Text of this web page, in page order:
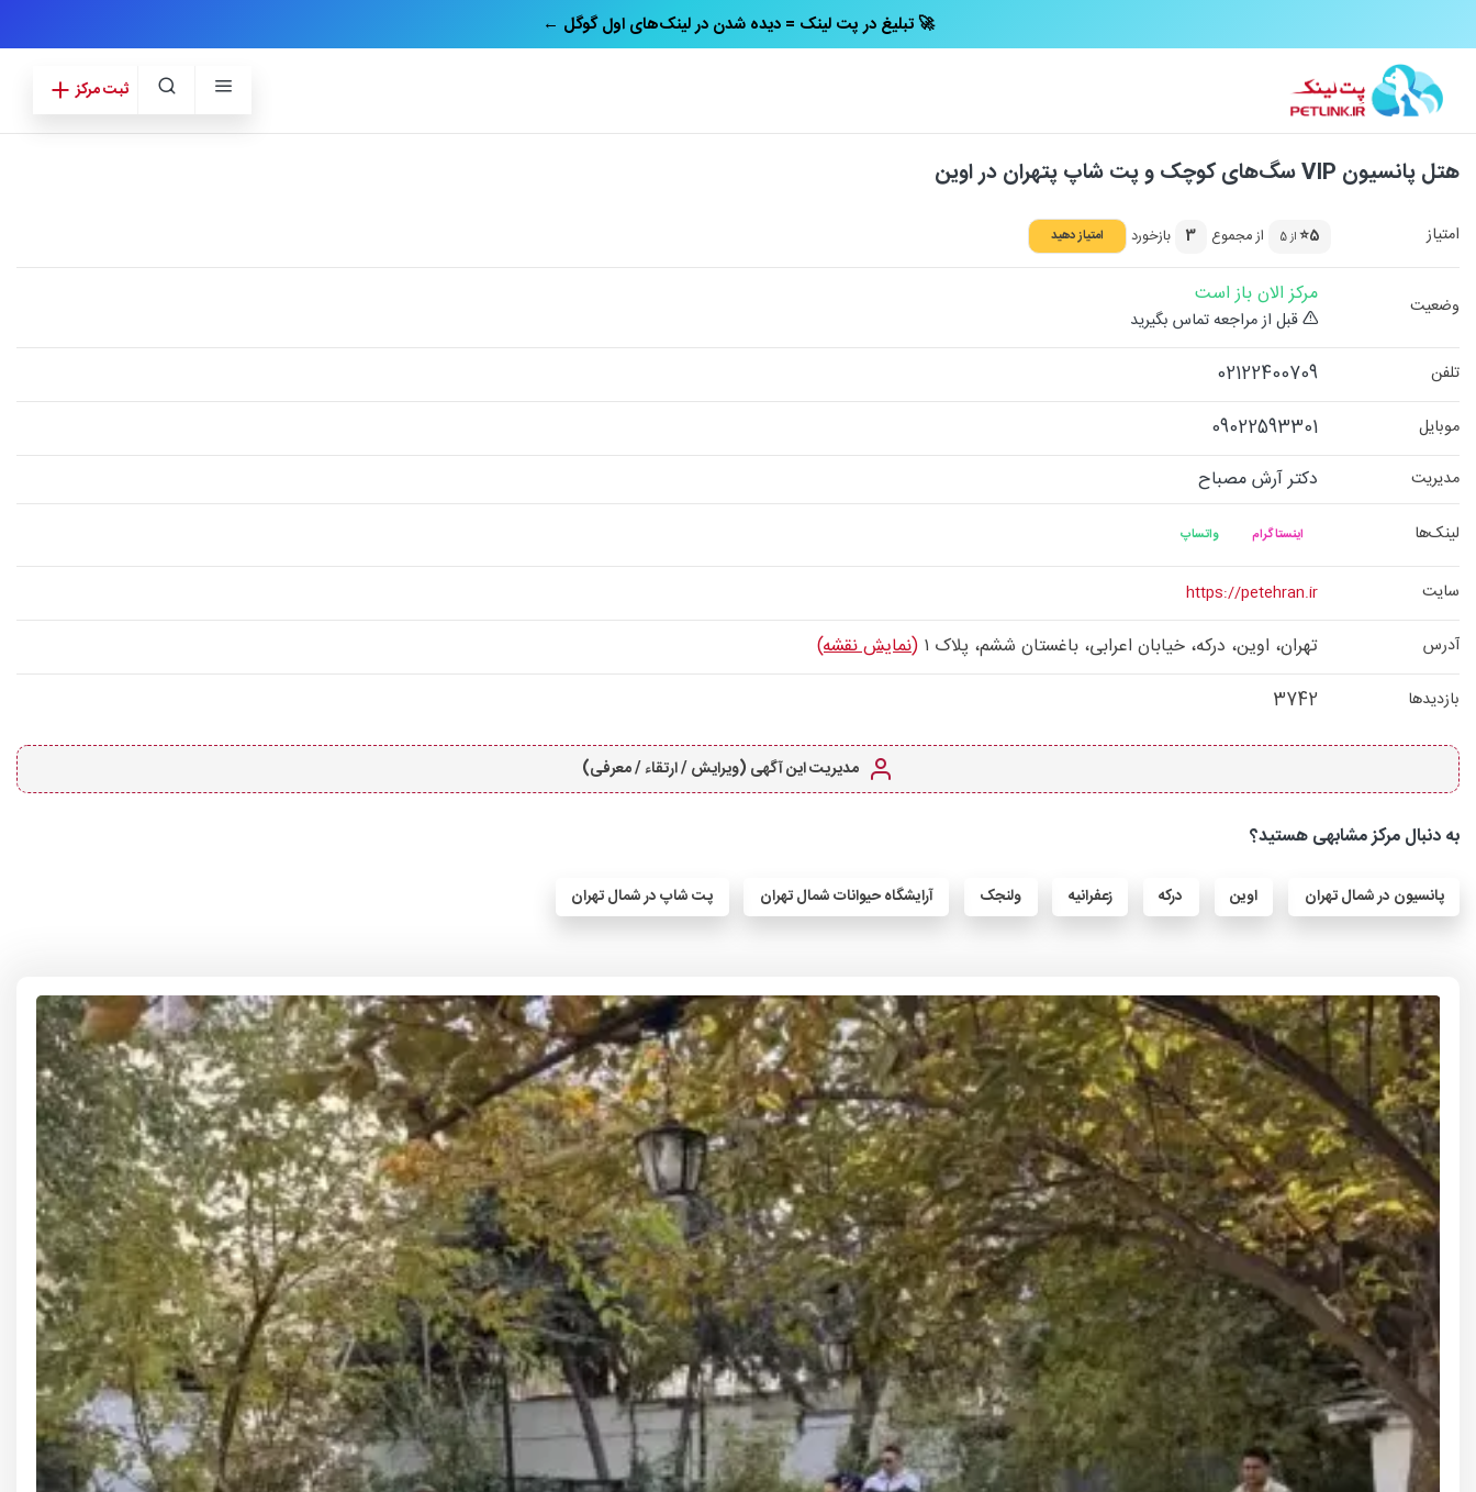
← تبلیغ در پت‌ لینک = دیده شدن در لینک‌های اول گوگل 🚀
ثبت مرکز
هتل پانسیون VIP سگ‌های کوچک و پت شاپ پتهران در اوین
امتیاز 5⭐ از 5 از مجموع 3 بازخورد امتیاز دهید
وضعیت مرکز الان باز است
قبل از مراجعه تماس بگیرید
تلفن
02122400709
موبایل 09022593301
مدیریت دکتر آرش مصباح
لینک‌ها واتساپ اینستاگرام
سایت https://petehran.ir
آدرس تهران، اوین، درکه، خیابان اعرابی، باغستان ششم، پلاک ۱ (نمایش نقشه)
بازدیدها 3742
مدیریت این آگهی (ویرایش / ارتقاء / معرفی)
به دنبال مرکز مشابهی هستید؟
پانسیون در شمال تهران اوین درکه زعفرانیه ولنجک آرایشگاه حیوانات شمال تهران پت شاپ در شمال تهران